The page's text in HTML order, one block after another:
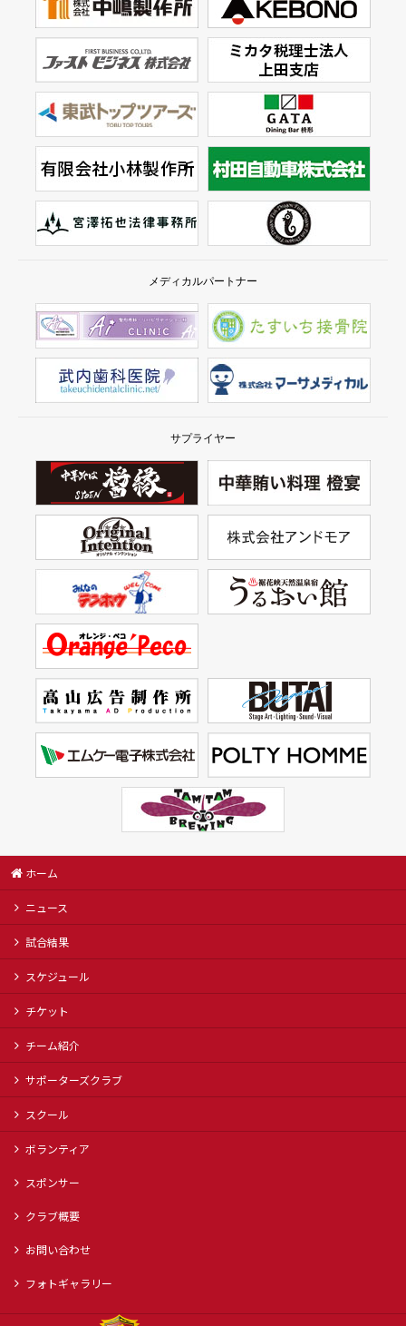
メディカルパートナー
サプライヤー
ホーム
ニュース
試合結果
スケジュール
チケット
チーム紹介
サポーターズクラブ
スクール
ボランティア
スポンサー
クラブ概要
お問い合わせ
フォトギャラリー